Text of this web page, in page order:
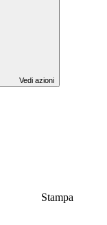
Vedi azioni
Stampa